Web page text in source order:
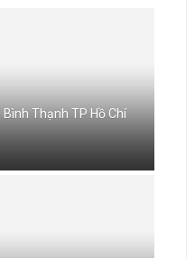
Thạnh TP Hồ Chí